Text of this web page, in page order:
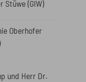
Stüwe (GIW)
Oberhofer
und Herr Dr.